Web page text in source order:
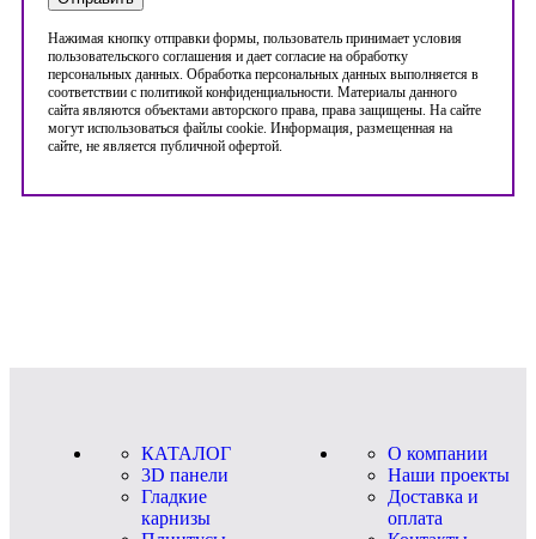
Нажимая кнопку отправки формы, пользователь принимает условия
пользовательского соглашения и дает согласие на обработку
персональных данных. Обработка персональных данных выполняется в
соответствии с политикой конфиденциальности. Материалы данного
сайта являются объектами авторского права, права защищены. На сайте
могут использоваться файлы cookie. Информация, размещенная на
сайте, не является публичной офертой.
КАТАЛОГ
3D панели
Гладкие
карнизы
О компании
Наши проекты
Доставка и
оплата